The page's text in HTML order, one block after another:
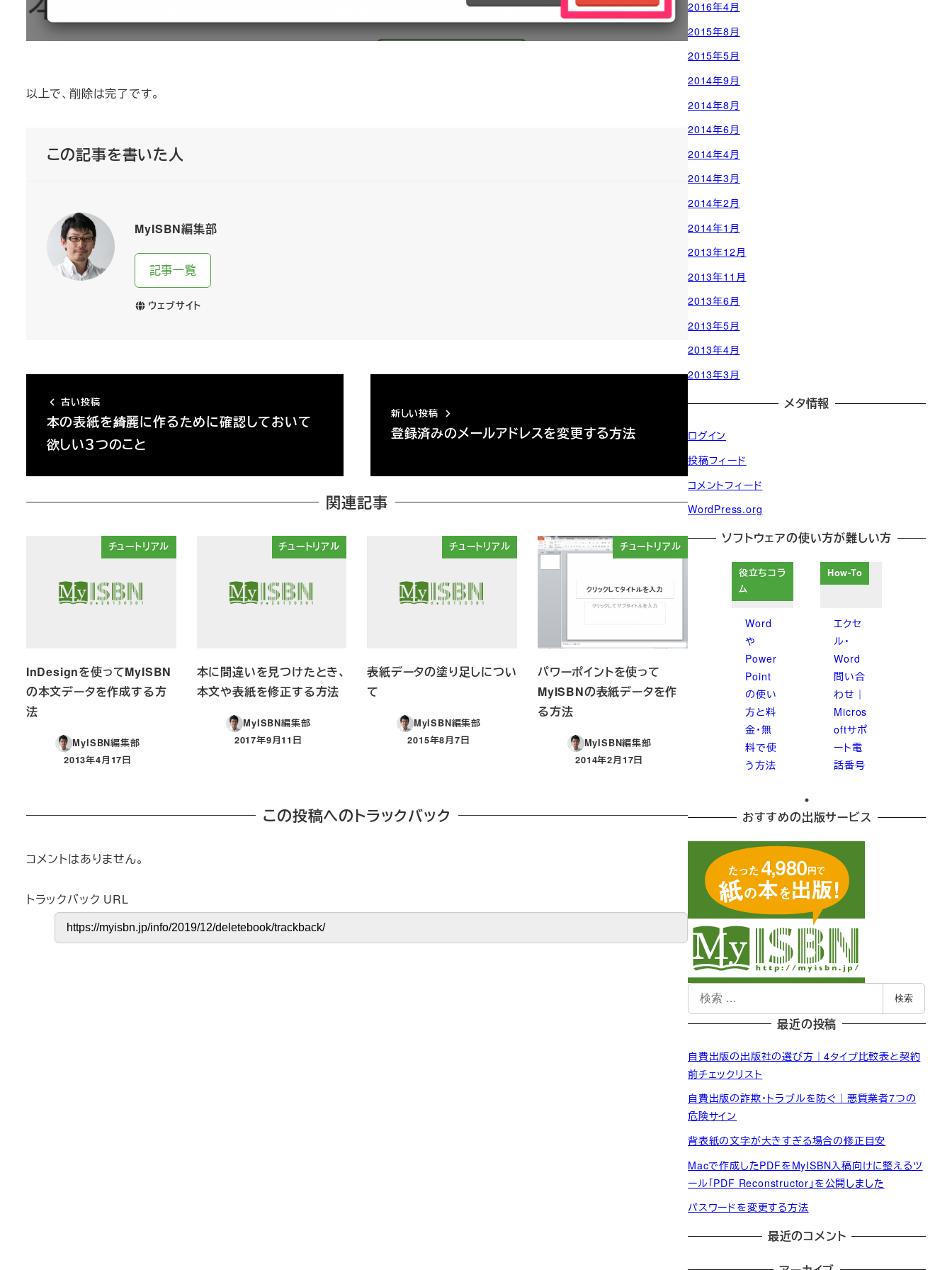
以上で、削除は完了です。
この記事を書いた人
MyISBN編集部
記事一覧
ウェブサイト
古い投稿
本の表紙を綺麗に作るために確認しておいて
欲しい３つのこと
新しい投稿
登録済みのメールアドレスを変更する方法
関連記事
チュートリアル
InDesignを使ってMyISBN
の本文データを作成する方
法
MyISBN編集部
投稿日
2013年4月17日
チュートリアル
本に間違いを見つけたとき、
本文や表紙を修正する方法
MyISBN編集部
投稿日
2017年9月11日
チュートリアル
表紙データの塗り足しについ
て
MyISBN編集部
投稿日
2015年8月7日
チュートリアル
パワーポイントを使って
MyISBNの表紙データを作
る方法
MyISBN編集部
投稿日
2014年2月17日
この投稿へのトラックバック
コメントはありません。
トラックバック URL
2016年4月
2015年8月
2015年5月
2014年9月
2014年8月
2014年6月
2014年4月
2014年3月
2014年2月
2014年1月
2013年12月
2013年11月
2013年6月
2013年5月
2013年4月
2013年3月
メタ情報
ログイン
投稿フィード
コメントフィード
WordPress.org
ソフトウェアの使い方が難しい方
役立ちコラ
ム
Word
や
Power
Point
の使い
方と料
金・無
料で使
う方法
How-To
エクセ
ル・
Word
問い合
わせ｜
Micros
oftサポ
ート電
話番号
おすすめの出版サービス
検
索
検索
最近の投稿
自費出版の出版社の選び方｜4タイプ比較表と契約
前チェックリスト
自費出版の詐欺・トラブルを防ぐ｜悪質業者7つの
危険サイン
背表紙の文字が大きすぎる場合の修正目安
Macで作成したPDFをMyISBN入稿向けに整えるツ
ール「PDF Reconstructor」を公開しました
パスワードを変更する方法
最近のコメント